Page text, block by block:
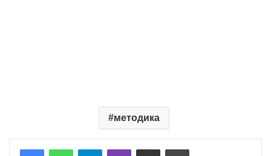
методика
TelegramViber Надіслати електронною поштоюНадрукувати